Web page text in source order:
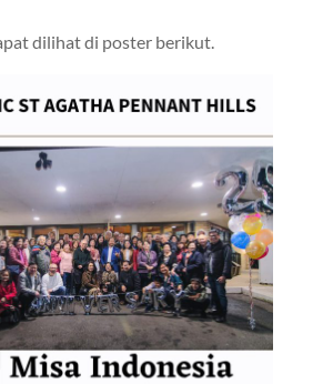
dilihat di poster berikut.